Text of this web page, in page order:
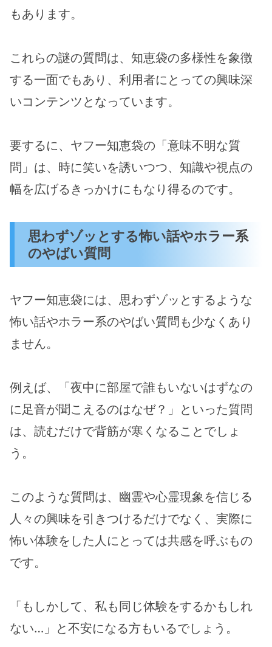
もあります。
これらの謎の質問は、知恵袋の多様性を象徴
する一面でもあり、利用者にとっての興味深
いコンテンツとなっています。
要するに、ヤフー知恵袋の「意味不明な質
問」は、時に笑いを誘いつつ、知識や視点の
幅を広げるきっかけにもなり得るのです。
思わずゾッとする怖い話やホラー系
のやばい質問
ヤフー知恵袋には、思わずゾッとするような
怖い話やホラー系のやばい質問も少なくあり
ません。
例えば、「夜中に部屋で誰もいないはずなの
に足音が聞こえるのはなぜ？」といった質問
は、読むだけで背筋が寒くなることでしょ
う。
このような質問は、幽霊や心霊現象を信じる
人々の興味を引きつけるだけでなく、実際に
怖い体験をした人にとっては共感を呼ぶもの
です。
「もしかして、私も同じ体験をするかもしれ
ない…」と不安になる方もいるでしょう。